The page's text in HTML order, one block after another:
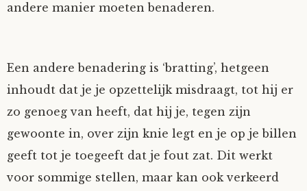
andere manier moeten benaderen.
Een andere benadering is ‘bratting’, hetgeen
inhoudt dat je je opzettelijk misdraagt, tot hij er
zo genoeg van heeft, dat hij je, tegen zijn
gewoonte in, over zijn knie legt en je op je billen
geeft tot je toegeeft dat je fout zat. Dit werkt
voor sommige stellen, maar kan ook verkeerd